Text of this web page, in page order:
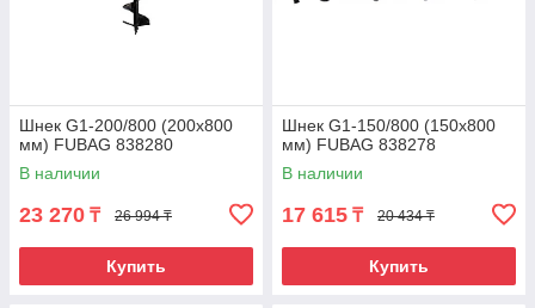
Шнек G1-200/800 (200х800
мм) FUBAG 838280
В наличии
23 270 ₸ 26 994 ₸
Купить
Шнек G1-150/800 (150х800
мм) FUBAG 838278
В наличии
17 615 ₸ 20 434 ₸
Купить